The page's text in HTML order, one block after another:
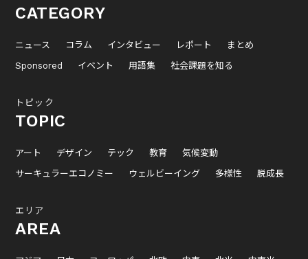
CATEGORY
ニュース コラム インタビュー レポート
まとめ
Sponsored
イベント 用語集 社会課題を知る
トピック
TOPIC
アート デザイン テック 教育
気候変動
サーキュラーエコノミー
ウェルビーイング 多様性 脱成長
エリア
AREA